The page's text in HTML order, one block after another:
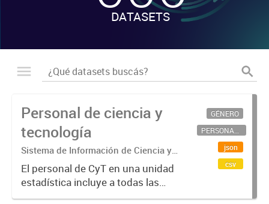
DATASETS
Personal de ciencia y
tecnología
Sistema de Información de Ciencia y
Tecnología Argentino (SICYTAR)
El personal de CyT en una unidad
estadística incluye a todas las
personas involucradas
GÉNERO
PERSONAL CIENTÍFICO-TECNOLÓGICO
json
csv